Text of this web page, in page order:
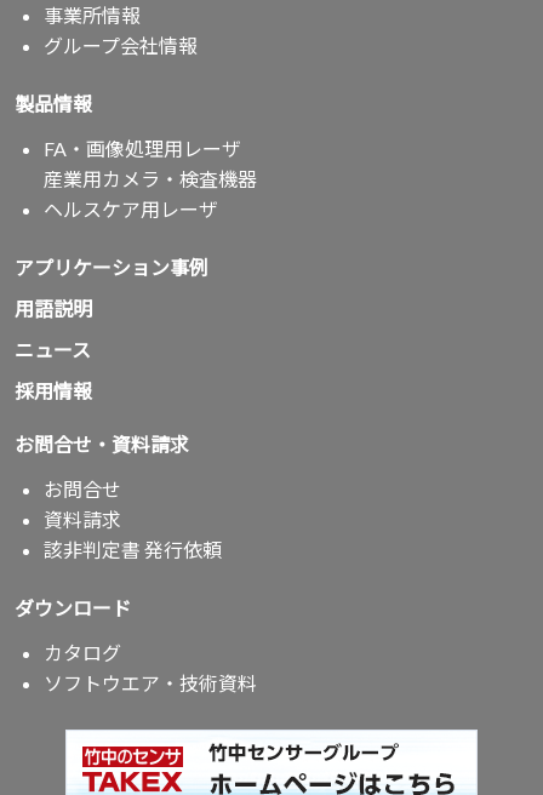
事業所情報
グループ会社情報
製品情報
FA・画像処理用レーザ
産業用カメラ・検査機器
ヘルスケア用レーザ
アプリケーション事例
用語説明
ニュース
採用情報
お問合せ・資料請求
お問合せ
資料請求
該非判定書 発行依頼
ダウンロード
カタログ
ソフトウエア・技術資料